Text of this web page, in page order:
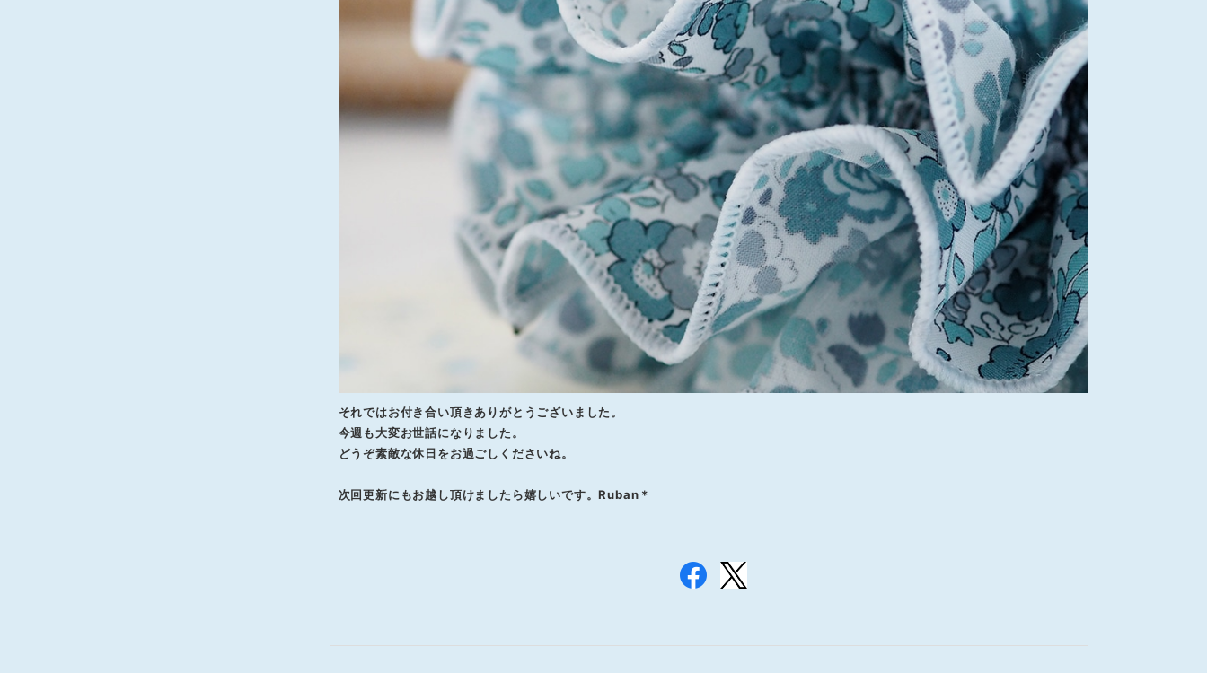
それではお付き合い頂きありがとうございました。
今週も大変お世話になりました。
どうぞ素敵な休日をお過ごしくださいね。
次回更新にもお越し頂けましたら嬉しいです。Ruban＊